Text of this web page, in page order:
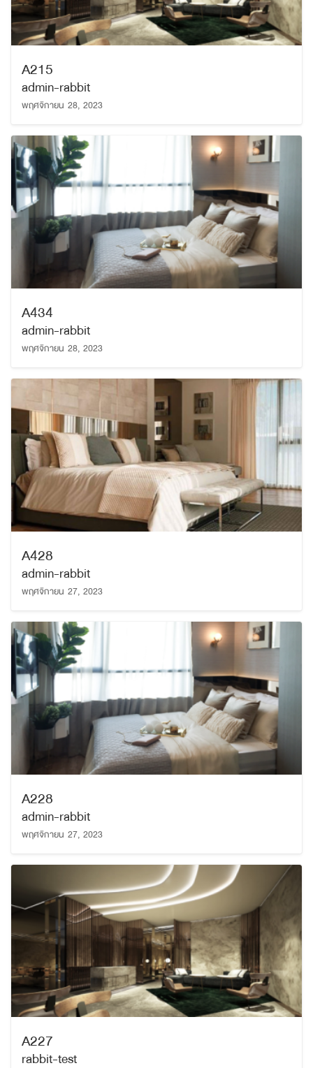
ค้นหา
สำหรับ:
A215
admin-rabbit
พฤศจิกายน 28, 2023
A434
admin-rabbit
พฤศจิกายน 28, 2023
A428
admin-rabbit
พฤศจิกายน 27, 2023
A228
admin-rabbit
พฤศจิกายน 27, 2023
A227
rabbit-test
เพื่อให้ไม่พลาดข้อมูลข่าวสาร และโอกาสรับข้อเสนอ
ที่สำคัญฉันยินยอมรับข้อมูลข่าวสารโปรโมชันและ
ข่าวสารจาก